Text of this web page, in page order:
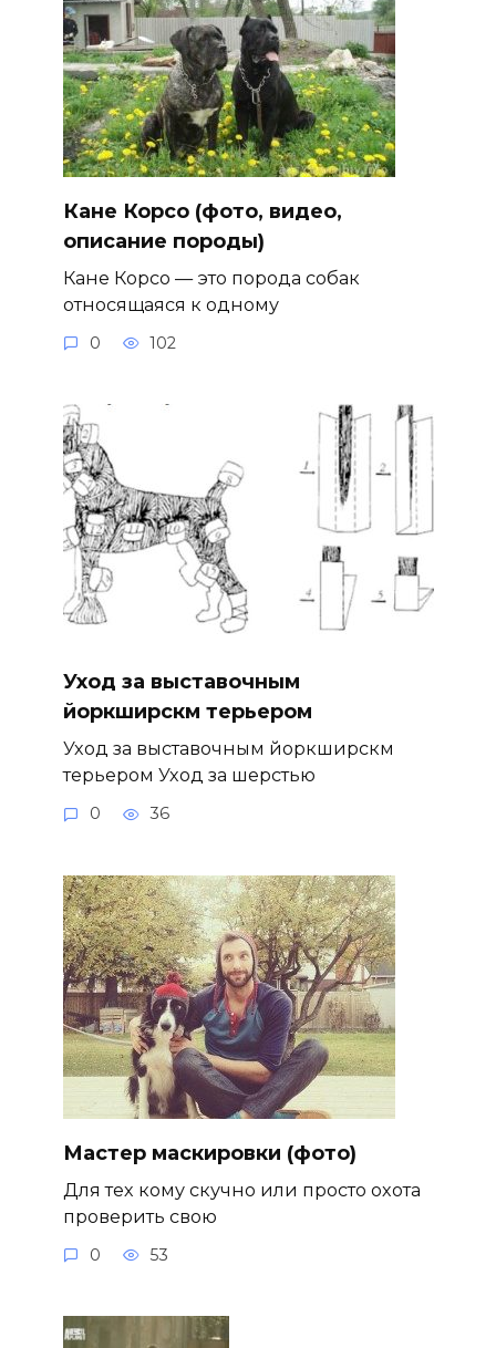
Кане Корсо (фото, видео,
описание породы)
Кане Корсо — это порода собак
относящаяся к одному
0 102
Уход за выставочным
йоркширскм терьером
Уход за выставочным йоркширскм
терьером Уход за шерстью
0 36
Мастер маскировки (фото)
Для тех кому скучно или просто охота
проверить свою
0 53